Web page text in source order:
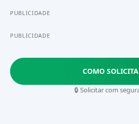
PUBLICIDADE
PUBLICIDADE
COMO
🔒 Solicitar com